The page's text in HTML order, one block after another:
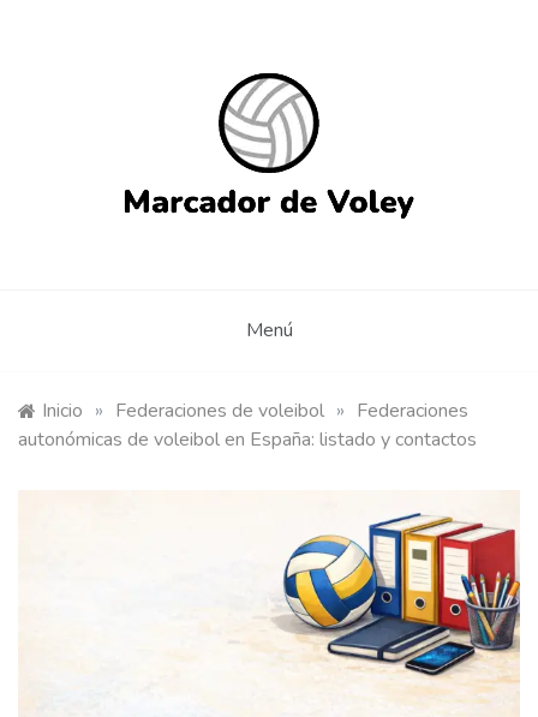
instalación
Menú
Inicio » Federaciones de voleibol » Federaciones
autonómicas de voleibol en España: listado y contactos